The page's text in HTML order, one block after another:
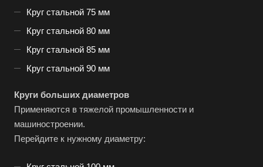
Круг стальной 75 мм
Круг стальной 80 мм
Круг стальной 85 мм
Круг стальной 90 мм
Круги больших диаметров
Применяются в тяжелой промышленности и
машиностроении.
Перейдите к нужному диаметру: